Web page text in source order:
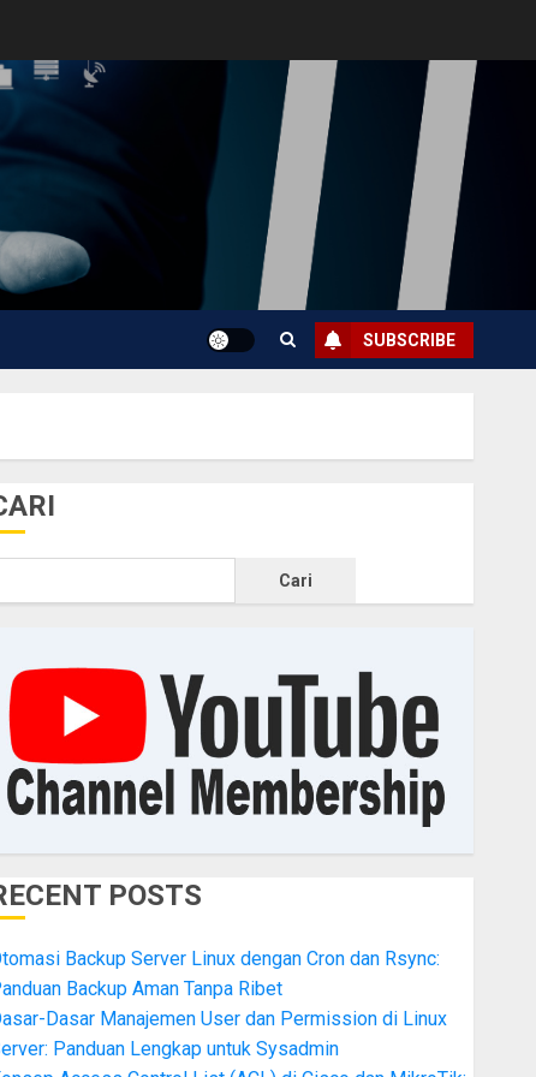
SUBSCRIBE
Cari
POSTS
Backup Server Linux dengan Cron dan Rsync:
Backup Aman Tanpa Ribet
Dasar Manajemen User dan Permission di Linux
Panduan Lengkap untuk Sysadmin